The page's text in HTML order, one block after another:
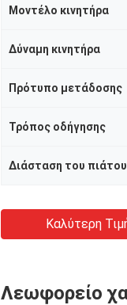
Μοντέλο κινητήρα
Δύναμη κινητήρα
Πρότυπο μετάδοσης
Τρόπος οδήγησης
Καλύτερη
Λεωφορείο